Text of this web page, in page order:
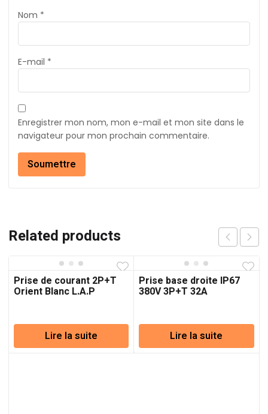
Nom *
E-mail *
Enregistrer mon nom, mon e-mail et mon site dans le
navigateur pour mon prochain commentaire.
Related products
Prise de courant 2P+T
Orient Blanc L.A.P
Lire la suite
Prise base droite IP67
380V 3P+T 32A
Lire la suite